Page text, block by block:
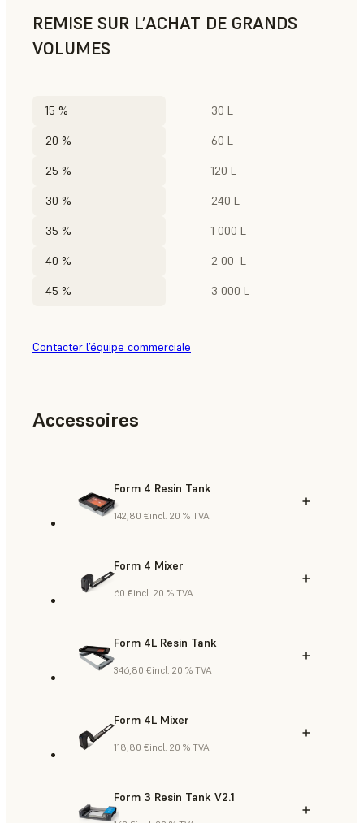
REMISE SUR L’ACHAT DE GRANDS
VOLUMES
15 % 30 L
20 % 60 L
25 % 120 L
30 % 240 L
35 % 1 000 L
40 % 2 00 L
45 % 3 000 L
Contacter l’équipe commerciale
Accessoires
Form 4 Resin Tank
142,80 €incl. 20 % TVA
Form 4 Mixer
60 €incl. 20 % TVA
Form 4L Resin Tank
346,80 €incl. 20 % TVA
Form 4L Mixer
118,80 €incl. 20 % TVA
Form 3 Resin Tank V2.1